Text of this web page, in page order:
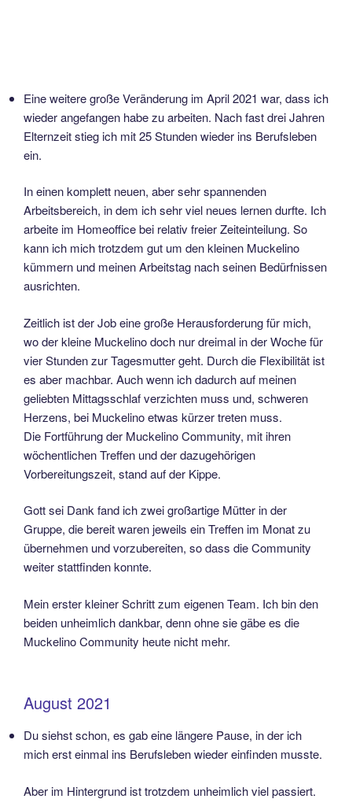
Eine weitere große Veränderung im April 2021 war, dass ich
wieder angefangen habe zu arbeiten. Nach fast drei Jahren
Elternzeit stieg ich mit 25 Stunden wieder ins Berufsleben
ein.
In einen komplett neuen, aber sehr spannenden
Arbeitsbereich, in dem ich sehr viel neues lernen durfte. Ich
arbeite im Homeoffice bei relativ freier Zeiteinteilung. So
kann ich mich trotzdem gut um den kleinen Muckelino
kümmern und meinen Arbeitstag nach seinen Bedürfnissen
ausrichten.
Zeitlich ist der Job eine große Herausforderung für mich,
wo der kleine Muckelino doch nur dreimal in der Woche für
vier Stunden zur Tagesmutter geht. Durch die Flexibilität ist
es aber machbar. Auch wenn ich dadurch auf meinen
geliebten Mittagsschlaf verzichten muss und, schweren
Herzens, bei Muckelino etwas kürzer treten muss.
Die Fortführung der Muckelino Community, mit ihren
wöchentlichen Treffen und der dazugehörigen
Vorbereitungszeit, stand auf der Kippe.
Gott sei Dank fand ich zwei großartige Mütter in der
Gruppe, die bereit waren jeweils ein Treffen im Monat zu
übernehmen und vorzubereiten, so dass die Community
weiter stattfinden konnte.
Mein erster kleiner Schritt zum eigenen Team. Ich bin den
beiden unheimlich dankbar, denn ohne sie gäbe es die
Muckelino Community heute nicht mehr.
August 2021
Du siehst schon, es gab eine längere Pause, in der ich
mich erst einmal ins Berufsleben wieder einfinden musste.
Aber im Hintergrund ist trotzdem unheimlich viel passiert.